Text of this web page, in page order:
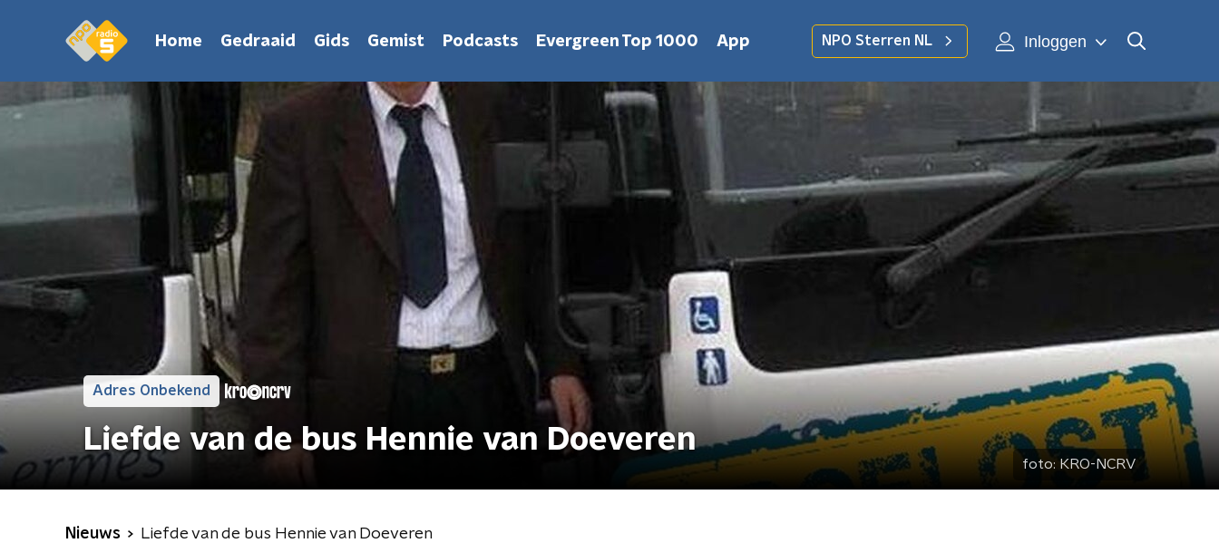
Home Gedraaid Gids Gemist Podcasts Evergreen Top 1000 App NPO Sterren NL Inloggen
Adres Onbekend
Liefde van de bus Hennie van Doeveren
foto: KRO-NCRV
Nieuws Liefde van de bus Hennie van Doeveren